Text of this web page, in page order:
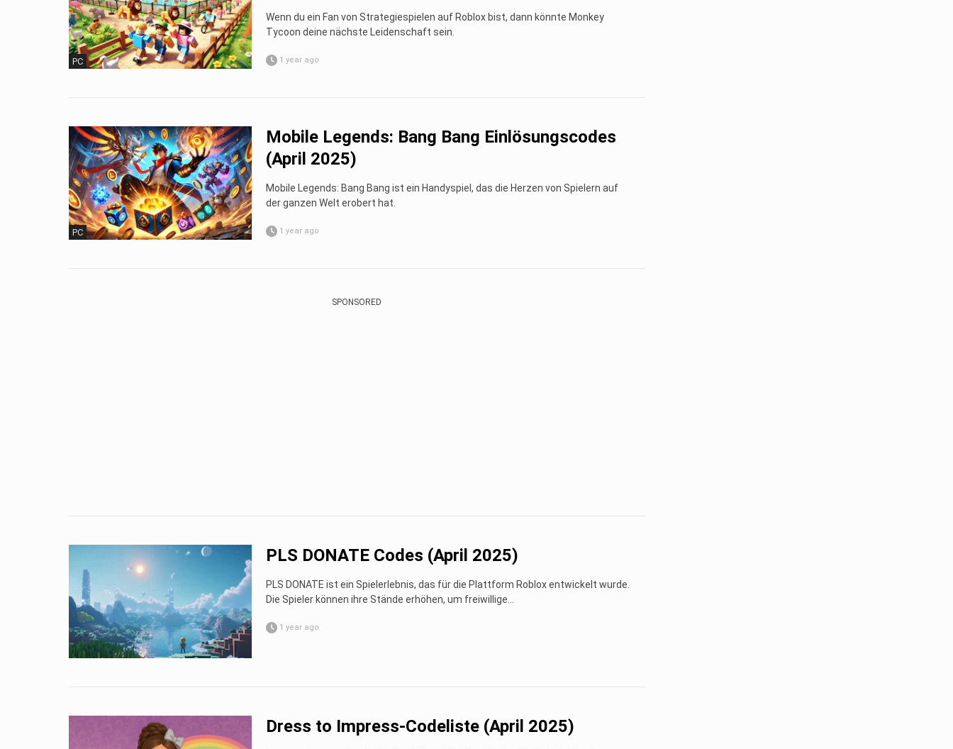
PC
Wenn du ein Fan von Strategiespielen auf Roblox bist, dann könnte Monkey
Tycoon deine nächste Leidenschaft sein.
1 year ago
PC
Mobile Legends: Bang Bang Einlösungscodes
(April 2025)
Mobile Legends: Bang Bang ist ein Handyspiel, das die Herzen von Spielern auf
der ganzen Welt erobert hat.
1 year ago
SPONSORED
PLS DONATE Codes (April 2025)
PLS DONATE ist ein Spielerlebnis, das für die Plattform Roblox entwickelt wurde.
Die Spieler können ihre Stände erhöhen, um freiwillige...
1 year ago
Dress to Impress-Codeliste (April 2025)